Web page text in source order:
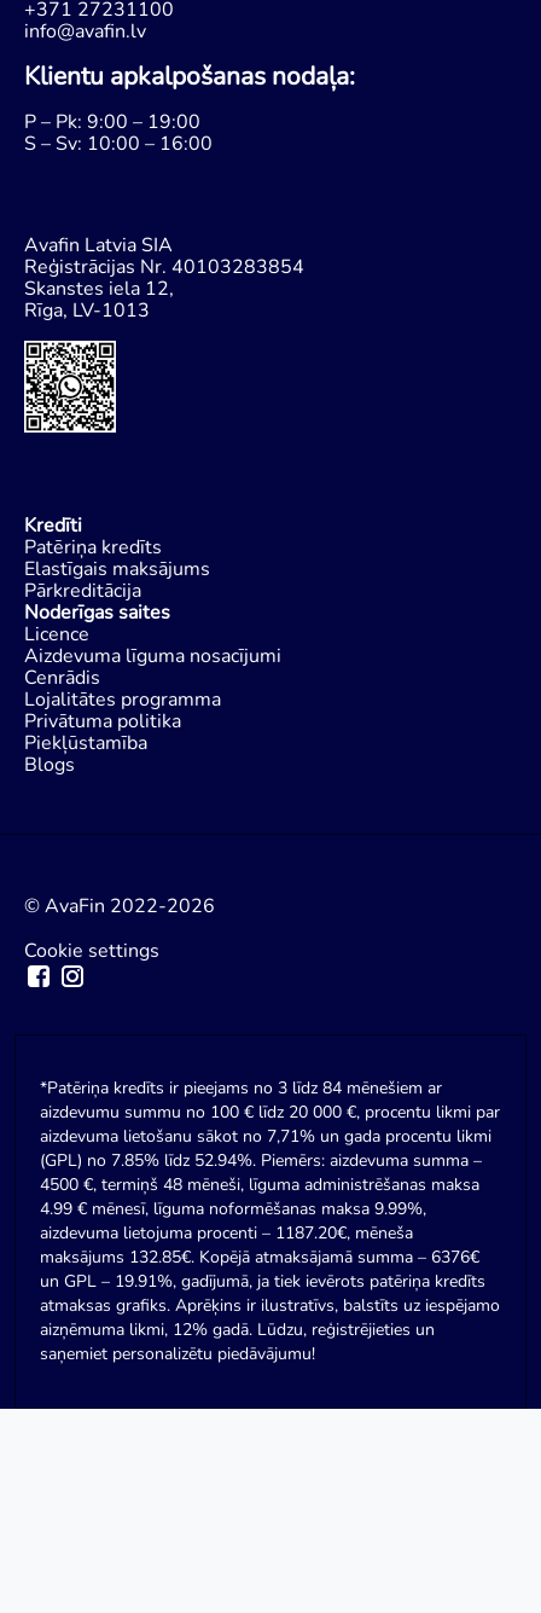
+371 27231100
info@avafin.lv
Klientu apkalpošanas nodaļa:
P – Pk: 9:00 – 19:00
S – Sv: 10:00 – 16:00
Avafin Latvia SIA
Reģistrācijas Nr. 40103283854
Skanstes iela 12,
Rīga, LV-1013
Kredīti
Patēriņa kredīts
Elastīgais maksājums
Pārkreditācija
Noderīgas saites
Licence
Aizdevuma līguma nosacījumi
Cenrādis
Lojalitātes programma
Privātuma politika
Piekļūstamība
Blogs
© AvaFin 2022-2026
Cookie settings
*Patēriņa kredīts ir pieejams no 3 līdz 84 mēnešiem ar
aizdevumu summu no 100 € līdz 20 000 €, procentu likmi par
aizdevuma lietošanu sākot no 7,71% un gada procentu likmi
(GPL) no 7.85% līdz 52.94%. Piemērs: aizdevuma summa –
4500 €, termiņš 48 mēneši, līguma administrēšanas maksa
4.99 € mēnesī, līguma noformēšanas maksa 9.99%,
aizdevuma lietojuma procenti – 1187.20€, mēneša
maksājums 132.85€. Kopējā atmaksājamā summa – 6376€
un GPL – 19.91%, gadījumā, ja tiek ievērots patēriņa kredīts
atmaksas grafiks. Aprēķins ir ilustratīvs, balstīts uz iespējamo
aizņēmuma likmi, 12% gadā. Lūdzu, reģistrējieties un
saņemiet personalizētu piedāvājumu!